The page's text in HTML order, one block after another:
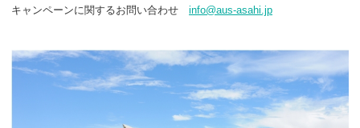
キャンペーンに関するお問い合わせ info@aus-asahi.jp